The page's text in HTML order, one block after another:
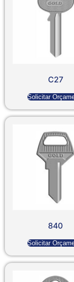
C27
Solicitar
840
Solicitar